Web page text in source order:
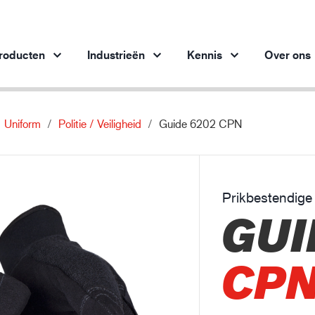
Machinebouw
Olie- en gasindustrie
Bouw en constructie
Logistiek
Industrieën
Staalindustrie
Kennis Over ons
Uniform Politie / Veiligheid Guide 6202 CPN